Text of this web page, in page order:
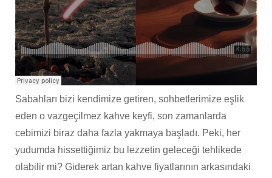
Sabahları bizi kendimize getiren, sohbetlerimize eşlik
eden o vazgeçilmez kahve keyfi, son zamanlarda
cebimizi biraz daha fazla yakmaya başladı. Peki, her
yudumda hissettiğimiz bu lezzetin geleceği tehlikede
olabilir mi? Giderek artan kahve fiyatlarının arkasındaki